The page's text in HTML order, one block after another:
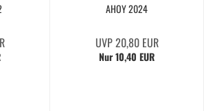
AHOY 2024
UVP 20,80 EUR
Nur 10,40 EUR